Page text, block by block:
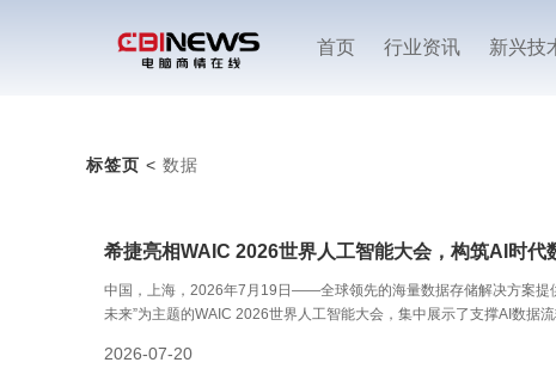
首页 行业资讯 新兴技
标签页 < 数据
希捷亮相WAIC 2026世界人工智能大会，构筑AI时代
中国，上海，2026年7月19日——全球领先的海量数据存储解决方案提
未来”为主题的WAIC 2026世界人工智能大会，集中展示了支撑AI数据流
2026-07-20